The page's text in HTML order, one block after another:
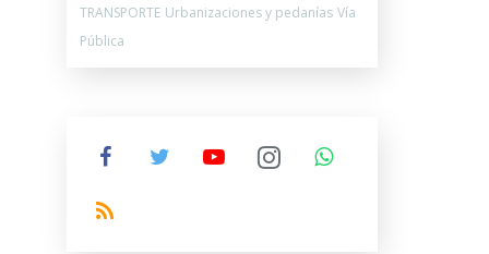
TRANSPORTE Urbanizaciones y pedanías Vía
Pública